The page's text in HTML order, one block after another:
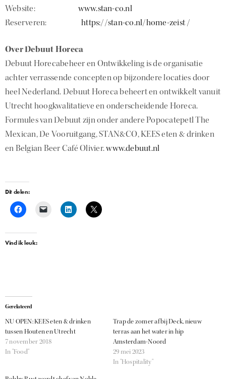
Website: www.stan-co.nl
Reserveren:https://stan-co.nl/home-zeist /
Over Debuut Horeca
Debuut Horecabeheer en Ontwikkeling is de organisatie
achter verrassende concepten op bijzondere locaties door
heel Nederland. Debuut Horeca beheert en ontwikkelt vanuit
Utrecht hoogkwalitatieve en onderscheidende Horeca.
Formules van Debuut zijn onder andere Popocatepetl The
Mexican, De Vooruitgang, STAN&CO, KEES eten & drinken
en Belgian Beer Café Olivier.www.debuut.nl
Dit delen:
Vind ik leuk:
Gerelateerd
NU OPEN: KEES eten & drinken
tussen Houten en Utrecht
7 november 2018
In "Food"
Trap de zomer af bij Deck, nieuw
terras aan het water in hip
Amsterdam-Noord
29 mei 2023
In "Hospitality"